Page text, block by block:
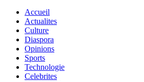
Accueil
Actualites
Culture
Diaspora
Opinions
Sports
Technologie
Celebrites